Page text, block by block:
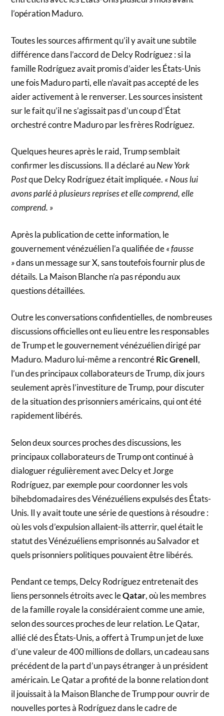
l’opération Maduro.
Toutes les sources affirment qu’il y avait une subtile
différence dans l’accord de Delcy Rodríguez : si la
famille Rodríguez avait promis d’aider les États-Unis
une fois Maduro parti, elle n’avait pas accepté de les
aider activement à le renverser. Les sources insistent
sur le fait qu’il ne s’agissait pas d’un coup d’État
orchestré contre Maduro par les frères Rodríguez.
Quelques heures après le raid, Trump semblait
confirmer les discussions. Il a déclaré auNew York
Postque Delcy Rodríguez était impliquée. « Nous lui
avons parlé à plusieurs reprises et elle comprend, elle
comprend. »
Après la publication de cette information, le
gouvernement vénézuélien l’a qualifiée de« fausse
»dans un message sur X, sans toutefois fournir plus de
détails. La Maison Blanche n’a pas répondu aux
questions détaillées.
Outre les conversations confidentielles, de nombreuses
discussions officielles ont eu lieu entre les responsables
de Trump et le gouvernement vénézuélien dirigé par
Maduro. Maduro lui-même a rencontréRic Grenell,
l’un des principaux collaborateurs de Trump, dix jours
seulement après l’investiture de Trump, pour discuter
de la situation des prisonniers américains, qui ont été
rapidement libérés.
Selon deux sources proches des discussions, les
principaux collaborateurs de Trump ont continué à
dialoguer régulièrement avec Delcy et Jorge
Rodríguez, par exemple pour coordonner les vols
bihebdomadaires des Vénézuéliens expulsés des États-
Unis. Il y avait toute une série de questions à résoudre :
où les vols d’expulsion allaient-ils atterrir, quel était le
statut des Vénézuéliens emprisonnés au Salvador et
quels prisonniers politiques pouvaient être libérés.
Pendant ce temps, Delcy Rodríguez entretenait des
liens personnels étroits avec leQatar, où les membres
de la famille royale la considéraient comme une amie,
selon des sources proches de leur relation. Le Qatar,
allié clé des États-Unis, a offert à Trump un jet de luxe
d’une valeur de 400 millions de dollars, un cadeau sans
précédent de la part d’un pays étranger à un président
américain. Le Qatar a profité de la bonne relation dont
il jouissait à la Maison Blanche de Trump pour ouvrir de
nouvelles portes à Rodríguez dans le cadre de